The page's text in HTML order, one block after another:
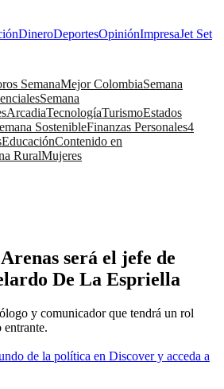
DineroDeportesOpiniónImpresaJet Set
SemanaMejor ColombiaSemana
Semana
ArcadiaTecnologíaTurismoEstados
SostenibleFinanzas Personales4
EducaciónContenido en
RuralMujeres
será el jefe de
De La Espriella
y comunicador que tendrá un rol
de la política en Discover y acceda a